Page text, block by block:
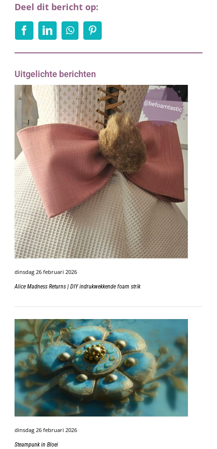
Deel dit bericht op:
Uitgelichte berichten
dinsdag 26 februari 2026
Alice Madness Returns | DIY indrukwekkende foam strik
dinsdag 26 februari 2026
Steampunk in Bloei